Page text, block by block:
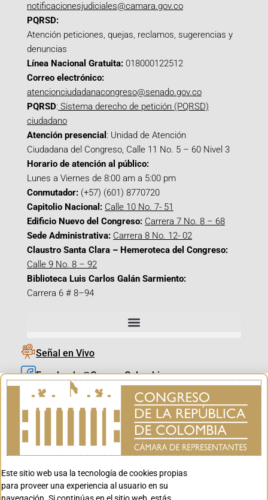
notificacionesjudiciales@camara.gov.co
PQRSD:
Atención peticiones, quejas, reclamos, sugerencias y
denuncias
Línea Nacional Gratuita: 018000122512
Correo electrónico:
atencionciudadanacongreso@senado.gov.co
PQRSD: Sistema derecho de petición (PQRSD)
ciudadano
Atención presencial : Unidad de Atención
Ciudadana del Congreso, Calle 11 No. 5 – 60 Nivel 3
Horario de atención al público:
Lunes a Viernes de 8:00 am a 5:00 pm
Conmutador: (+57) (601) 8770720
Capitolio Nacional: Calle 10 No. 7- 51
Edificio Nuevo del Congreso: Carrera 7 No. 8 – 68
Sede Administrativa: Carrera 8 No. 12- 02
Claustro Santa Clara – Hemeroteca del Congreso:
Calle 9 No. 8 – 92
Biblioteca Luis Carlos Galán Sarmiento:
Carrera 6 # 8–94
Señal en Vivo
Facebook_@CamaraColombia
Instagram_@CamaraColombia
X_@CamaraColombia
Youtube_@CamaraColombia
Youtube_@CanalCongreso
Este sitio web usa la tecnología de cookies propias
para proveer una experiencia al usuario en su